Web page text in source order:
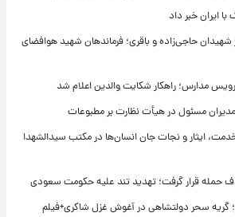
ایران خبر داد
شهیدان حاجی‌زاده و باقری؛ فرماندهان شهید هوافضای
مدارس؛ راهکار شکایت والدین اعلام شد
مدیران مسئول در هیأت نظارت بر مطبوعات
ایثار و نجات جان انسان‌ها در مکتب سیدالشهدا
حمله قرار گرفت؛ تهدید تند علیه حکومت سعودی
گریه سحر دولتشاهی در آغوش غزل شاکری+فیلم